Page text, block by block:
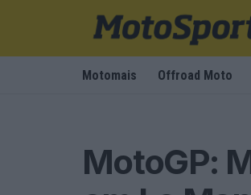
Motomais Offroad Moto
MotoGP: